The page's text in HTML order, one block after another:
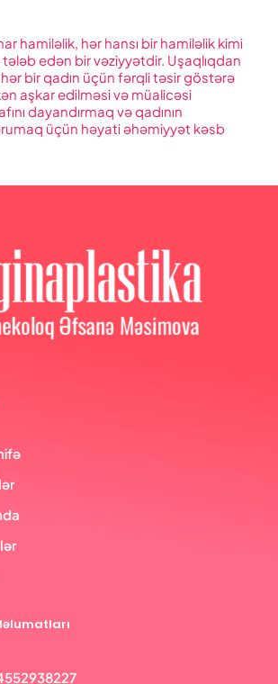
hamiləlik, hər hansı bir hamiləlik kimi
edən bir vəziyyətdir. Uşaqlıqdan
bir qadın üçün fərqli təsir göstərə
aşkar edilməsi və müalicəsi
dayandırmaq və qadının
üçün həyati əhəmiyyət kəsb